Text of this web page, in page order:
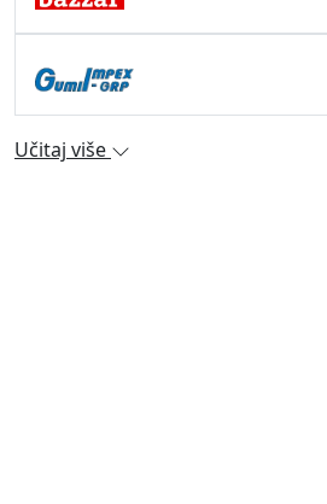
Učitaj više